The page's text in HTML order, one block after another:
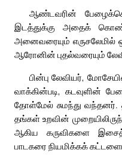
ஆண்டவரின்
இடத்துக்கு அதைக்
அனைவரையும் எருசலேமில்
ஆரோனின் புதல்வரையும்
பின்பு லேவியர்,
வாக்கின்படி, கடவுளின்
தோள்மேல் சுமந்து வந்தனர்.
தங்கள் உறவின்
ஆகிய கருவிகளை
பாடகரை நியமிக்கக்